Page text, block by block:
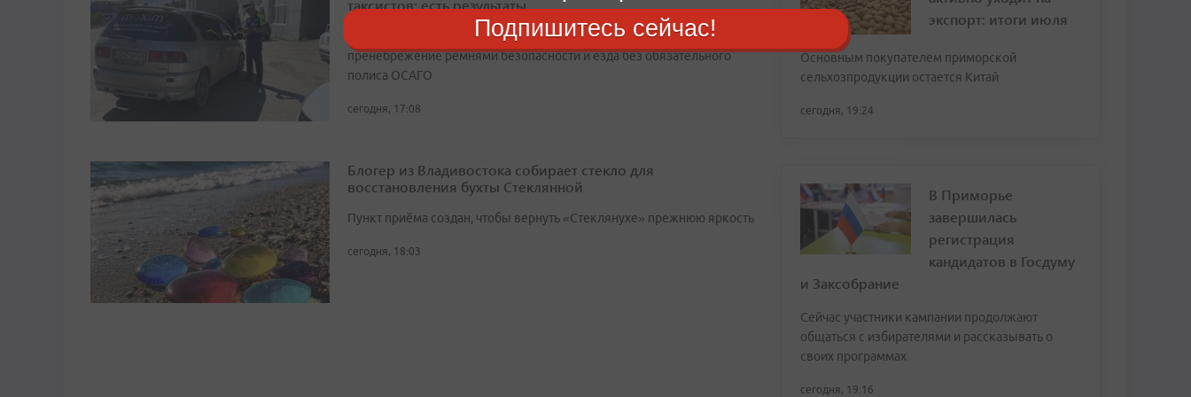
таксистов: есть результаты
Среди самых частых проступков водителей — отсутствие прав,
пренебрежение ремнями безопасности и езда без обязательного
полиса ОСАГО
сегодня, 17:08
Блогер из Владивостока собирает стекло для
восстановления бухты Стеклянной
Пункт приёма создан, чтобы вернуть «Стеклянухе» прежнюю яркость
сегодня, 18:03
экспорт: итоги июля
Основным покупателем приморской
сельхозпродукции остается Китай
сегодня, 19:24
В Приморье
завершилась
регистрация
кандидатов в Госдуму
и Заксобрание
Сейчас участники кампании продолжают
общаться с избирателями и рассказывать о
своих программах
сегодня, 19:16
Подпишитесь сейчас!